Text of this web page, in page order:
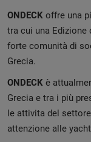
ONDECK offre una
tra cui una Edizione
forte comunità di
Grecia.
ONDECK è
Grecia e tra i più
le attivita del
attenzione alle